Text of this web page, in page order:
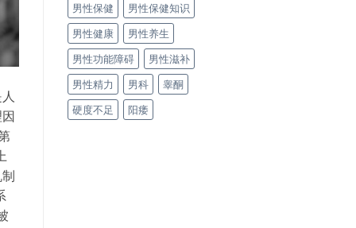
男性保健
男性保健知识
男性健康
男性养生
男性功能障碍
男性滋补
男性精力
男科
睾酮
硬度不足
阳痿